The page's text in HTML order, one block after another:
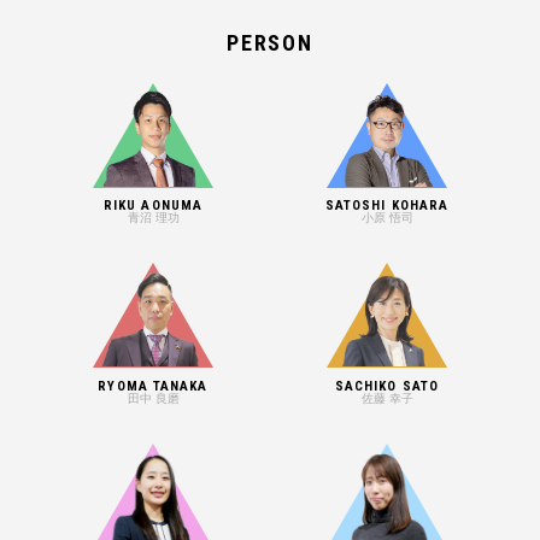
PERSON
RIKU AONUMA
青沼 理功
SATOSHI KOHARA
小原 悟司
RYOMA TANAKA
田中 良磨
SACHIKO SATO
佐藤 幸子